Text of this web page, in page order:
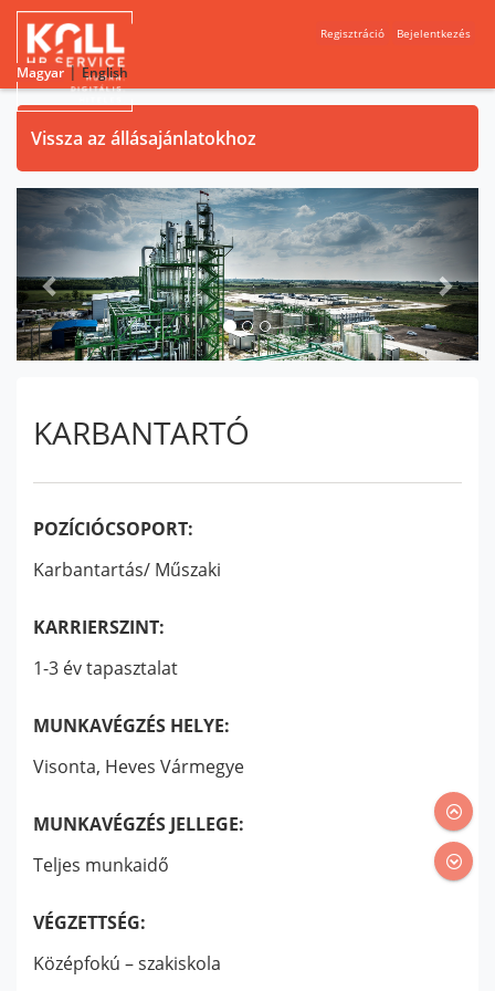
Regisztráció Bejelentkezés
Magyar | English
Vissza az állásajánlatokhoz
Previous Next
KARBANTARTÓ
POZÍCIÓCSOPORT:
Karbantartás/ Műszaki
KARRIERSZINT:
1-3 év tapasztalat
MUNKAVÉGZÉS HELYE:
Visonta, Heves Vármegye
MUNKAVÉGZÉS JELLEGE:
Teljes munkaidő
VÉGZETTSÉG:
Középfokú – szakiskola